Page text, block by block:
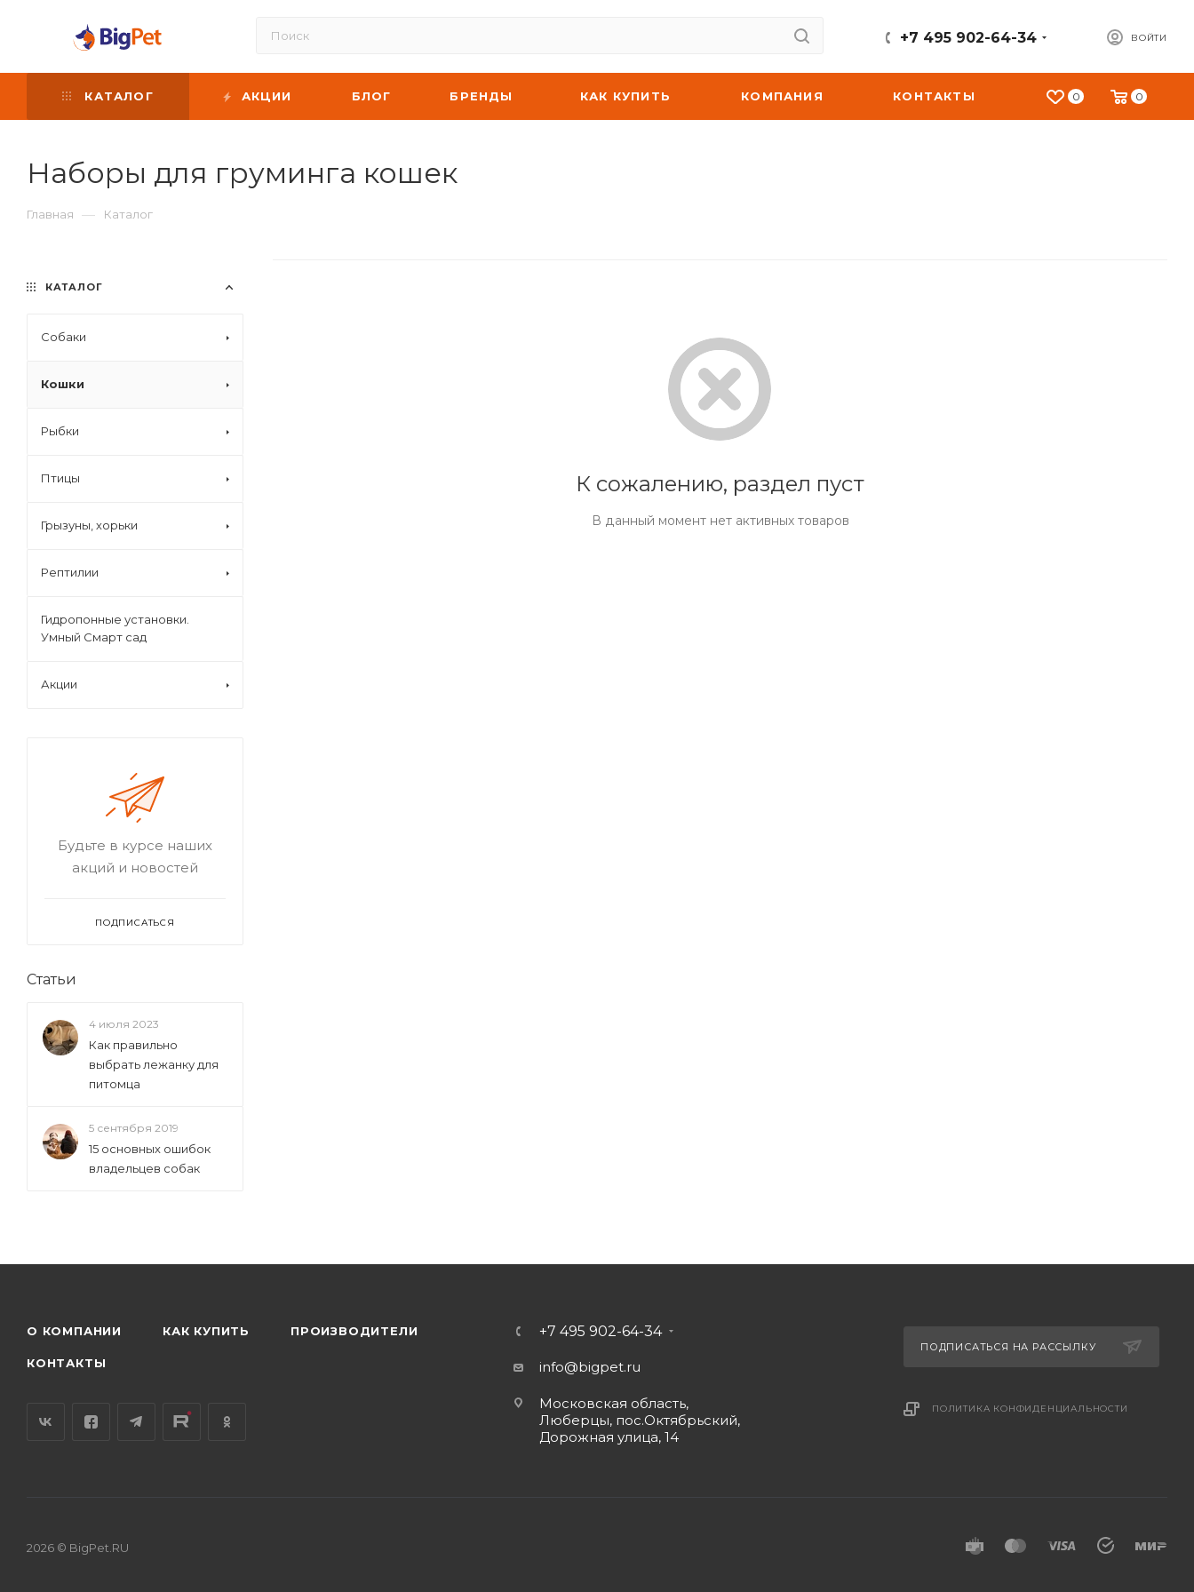
ВОЙТИ
+7 495 902-64-34
0 0
КАТАЛОГ АКЦИИ БЛОГ БРЕНДЫ КАК КУПИТЬ КОМПАНИЯ КОНТАКТЫ
Наборы для груминга кошек
Главная — Каталог
К сожалению, раздел пуст
В данный момент нет активных товаров
КАТАЛОГ
Собаки
Кошки
Рыбки
Птицы
Грызуны, хорьки
Рептилии
Гидропонные установки.
Умный Смарт сад
Акции
Будьте в курсе наших
акций и новостей
ПОДПИСАТЬСЯ
Статьи
4 июля 2023
Как правильно
выбрать лежанку для
питомца
5 сентября 2019
15 основных ошибок
владельцев собак
О КОМПАНИИ КАК КУПИТЬ ПРОИЗВОДИТЕЛИ
КОНТАКТЫ
+7 495 902-64-34
info@bigpet.ru
Московская область,
Люберцы, пос.Октябрьский,
Дорожная улица, 14
ПОДПИСАТЬСЯ НА РАССЫЛКУ
ПОЛИТИКА КОНФИДЕНЦИАЛЬНОСТИ
2026 © BigPet.RU